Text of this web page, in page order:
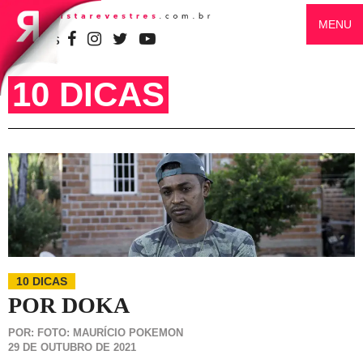
SIGA-NOS
MENU
10 DICAS
10 DICAS
POR DOKA
POR: FOTO: MAURÍCIO POKEMON
29 DE OUTUBRO DE 2021